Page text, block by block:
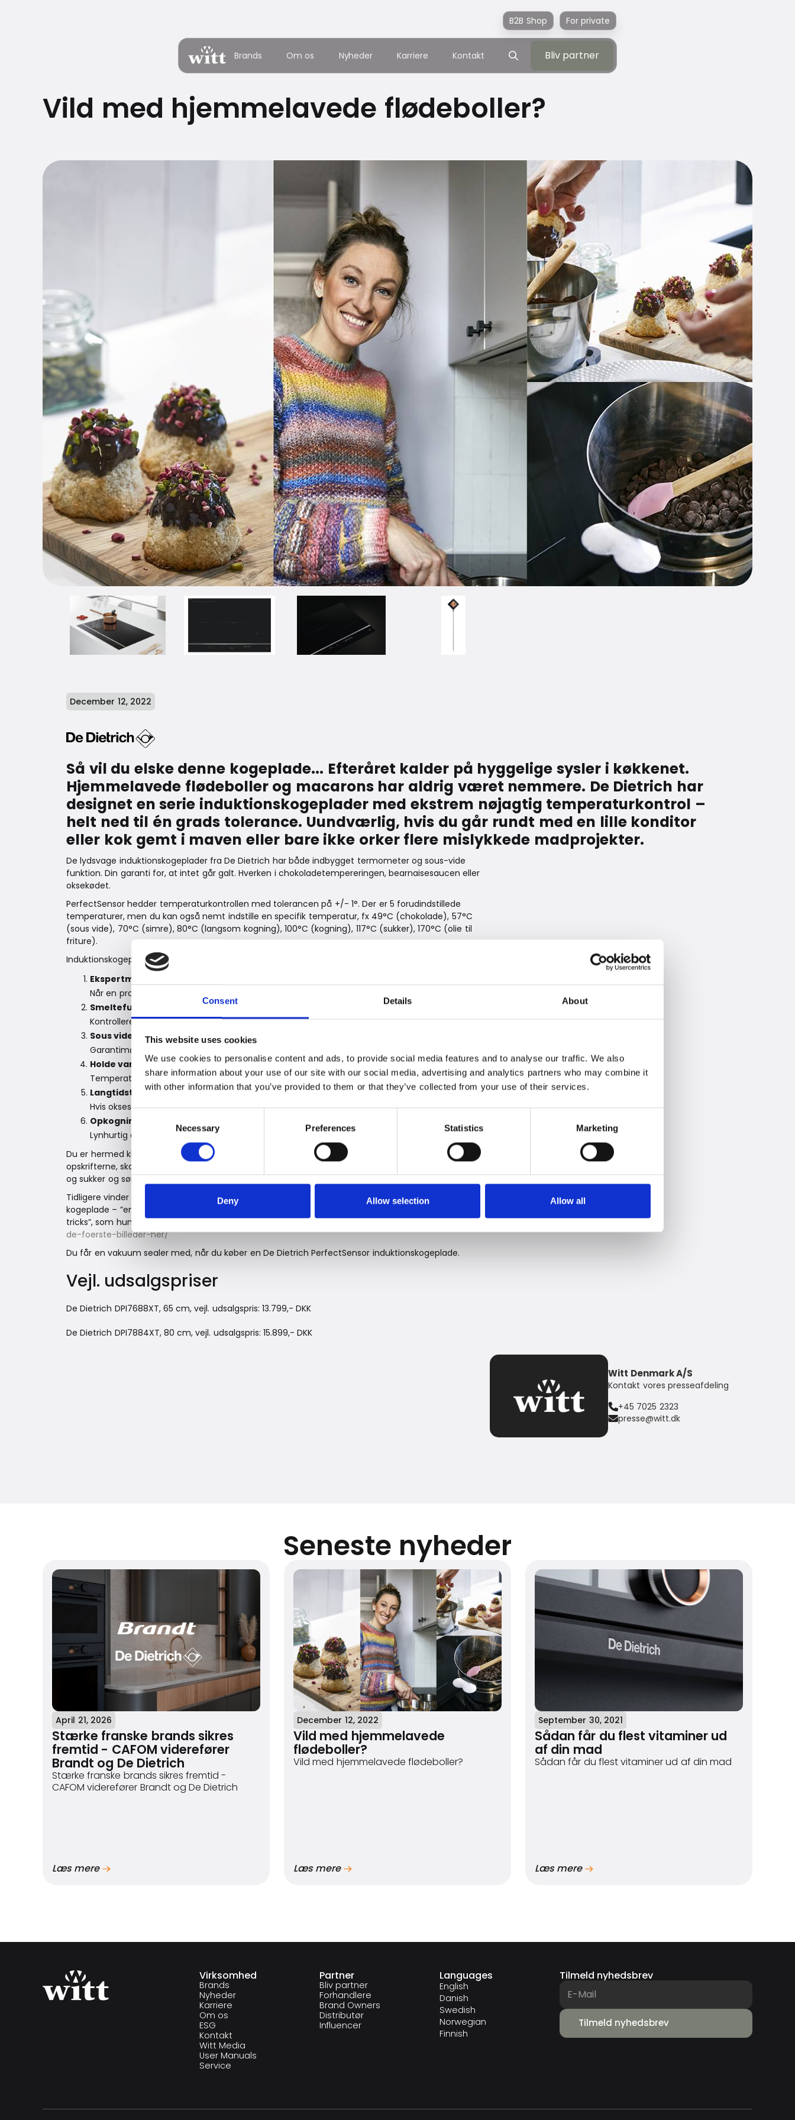
Consent Details About
This website uses cookies
We use cookies to personalise content and ads, to provide social media features and to analyse our traffic. We also
share information about your use of our site with our social media, advertising and analytics partners who may combine it
with other information that you’ve provided to them or that they’ve collected from your use of their services.
Necessary Preferences Statistics Marketing
Deny Allow selection Allow all
B2B Shop For private
Brands Om os Nyheder Karriere Kontakt
Bliv partner
Vild med hjemmelavede flødeboller?
December 12, 2022
Så vil du elske denne kogeplade... Efteråret kalder på hyggelige sysler i køkkenet.
Hjemmelavede flødeboller og macarons har aldrig været nemmere. De Dietrich har
designet en serie induktionskogeplader med ekstrem nøjagtig temperaturkontrol –
helt ned til én grads tolerance. Uundværlig, hvis du går rundt med en lille konditor
eller kok gemt i maven eller bare ikke orker flere mislykkede madprojekter.
De lydsvage induktionskogeplader fra De Dietrich har både indbygget termometer og sous-vide
funktion. Din garanti for, at intet går galt. Hverken i chokoladetempereringen, bearnaisesaucen eller
oksekødet.
PerfectSensor hedder temperaturkontrollen med tolerancen på +/- 1°. Der er 5 forudindstillede
temperaturer, men du kan også nemt indstille en specifik temperatur, fx 49°C (chokolade), 57°C
(sous vide), 70°C (simre), 80°C (langsom kogning), 100°C (kogning), 117°C (sukker), 170°C (olie til
friture).
Induktionskogepladerne har seks programmer:
Ekspertmode
Når en præcis temperatur er vigtig. Placer stegetermometret i gryden, og indstil temperaturen til 1-grads interval mellem +40 °C – +180 °
Smeltefunktion
Kontrolleret smeltning. Temperaturen kan indstilles manuelt fra +40 °C – +70 °
Sous vide-funktion
Garantimørt og saftigt kød (eller grøntsager). Vakuumpakkes og placeres i gryden. That’s it!
Holde varm-funktion
Temperaturen kan indstilles mellem +65 °C – +80 °
Langtidstilberedning
Hvis oksestegen skal smelte på tungen.
Opkogningsautomatisk
Lynhurtig opkogning.
Du er hermed klar til Den store Bagedyst – eller Masterchef - hjemme i køkkenet. Hvis du har
opskrifterne, skal De Dietrichs Perfect Sensorkogepladen nok styre temperaturen på både chokolade
og sukker og sørge for, at resultatet bliver en sikker vinder!
Tidligere vinder af Den store Bagedyst, Annemette Voss, er i øvrigt også begejstret for sin De Dietrich
kogeplade – ”en særlig kogeplade med indbygget sous vide-funktion, og som kan en del smarte
tricks”, som hun siger. Læs hele indlægget her:https://annemettevoss.dk/koekkenet-er-faerdigt-se-
de-foerste-billeder-her/
Du får en vakuum sealer med, når du køber en De Dietrich PerfectSensor induktionskogeplade.
Vejl. udsalgspriser
De Dietrich DPI7688XT, 65 cm, vejl. udsalgspris: 13.799,- DKK
De Dietrich DPI7884XT, 80 cm, vejl. udsalgspris: 15.899,- DKK
Witt Denmark A/S
Kontakt vores presseafdeling
+45 7025 2323
presse@witt.dk
Seneste nyheder
April 21, 2026
Stærke franske brands sikres
fremtid - CAFOM viderefører
Brandt og De Dietrich
Stærke franske brands sikres fremtid -
CAFOM viderefører Brandt og De Dietrich
Læs mere
December 12, 2022
Vild med hjemmelavede
flødeboller?
Vild med hjemmelavede flødeboller?
Læs mere
September 30, 2021
Sådan får du flest vitaminer ud
af din mad
Sådan får du flest vitaminer ud af din mad
Læs mere
Virksomhed
Brands
Nyheder
Karriere
Om os
ESG
Kontakt
Witt Media
User Manuals
Service
Partner
Bliv partner
Forhandlere
Brand Owners
Distributør
Influencer
Languages
English
Danish
Swedish
Norwegian
Finnish
Tilmeld nyhedsbrev